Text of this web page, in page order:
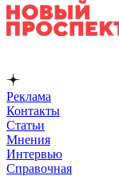
Реклама
Контакты
Статьи
Мнения
Интервью
Справочная